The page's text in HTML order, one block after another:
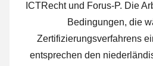
ICTRecht und Forus-P. Die
Bedingungen, die
Zertifizierungsverfahrens
entsprechen den